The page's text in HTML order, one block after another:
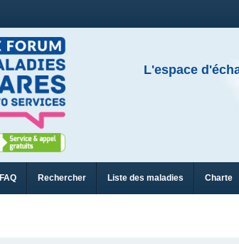
L'espace
FAQ Rechercher Liste des maladies Charte